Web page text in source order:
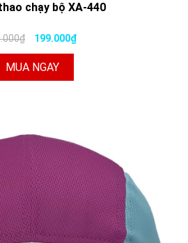
chạy bộ XA-440
199.000₫
MUA NGAY